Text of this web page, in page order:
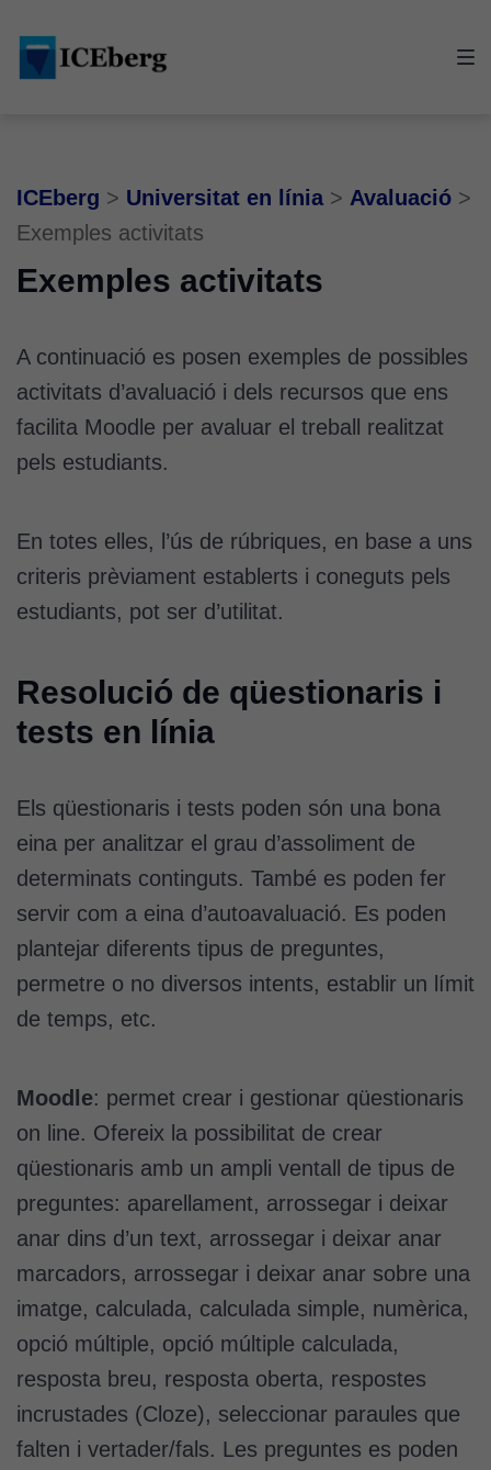
main
content
footer
ICEberg > Universitat en línia > Avaluació >
Exemples activitats
Exemples activitats
A continuació es posen exemples de possibles
activitats d’avaluació i dels recursos que ens
facilita Moodle per avaluar el treball realitzat
pels estudiants.
En totes elles, l’ús de rúbriques, en base a uns
criteris prèviament establerts i coneguts pels
estudiants, pot ser d’utilitat.
Resolució de qüestionaris i
tests en línia
Els qüestionaris i tests poden són una bona
eina per analitzar el grau d’assoliment de
determinats continguts. També es poden fer
servir com a eina d’autoavaluació. Es poden
plantejar diferents tipus de preguntes,
permetre o no diversos intents, establir un límit
de temps, etc.
Moodle: permet crear i gestionar qüestionaris
on line. Ofereix la possibilitat de crear
qüestionaris amb un ampli ventall de tipus de
preguntes: aparellament, arrossegar i deixar
anar dins d’un text, arrossegar i deixar anar
marcadors, arrossegar i deixar anar sobre una
imatge, calculada, calculada simple, numèrica,
opció múltiple, opció múltiple calculada,
resposta breu, resposta oberta, respostes
incrustades (Cloze), seleccionar paraules que
falten i vertader/fals. Les preguntes es poden